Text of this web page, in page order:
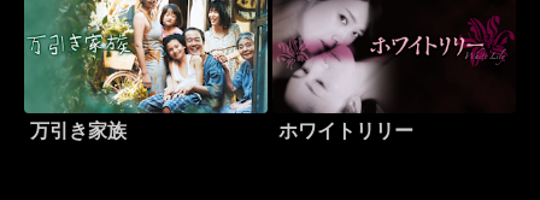
万引き家族 ホワイトリリー